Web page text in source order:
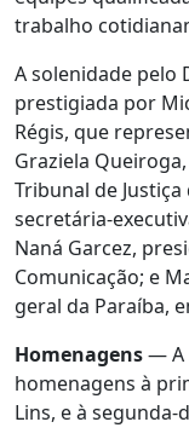
trabalho
A solenidade pelo
prestigiada por
Régis, que
Graziela
Tribunal de
secretária-
Naná Garcez,
Comunicação; e
geral da Paraíba,
Homenagens— A
homenagens à
Lins, e à segunda-